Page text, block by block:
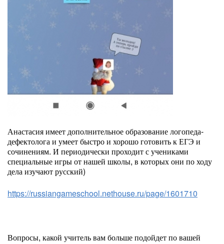
Анастасия имеет дополнительное образование логопеда-
дефектолога и умеет быстро и хорошо готовить к ЕГЭ и
сочинениям. И периодически проходит с учениками
специальные игры от нашей школы, в которых они по ходу
дела изучают русский)
https://russiangameschool.nethouse.ru/page/1601710
Вопросы, какой учитель вам больше подойдет по вашей